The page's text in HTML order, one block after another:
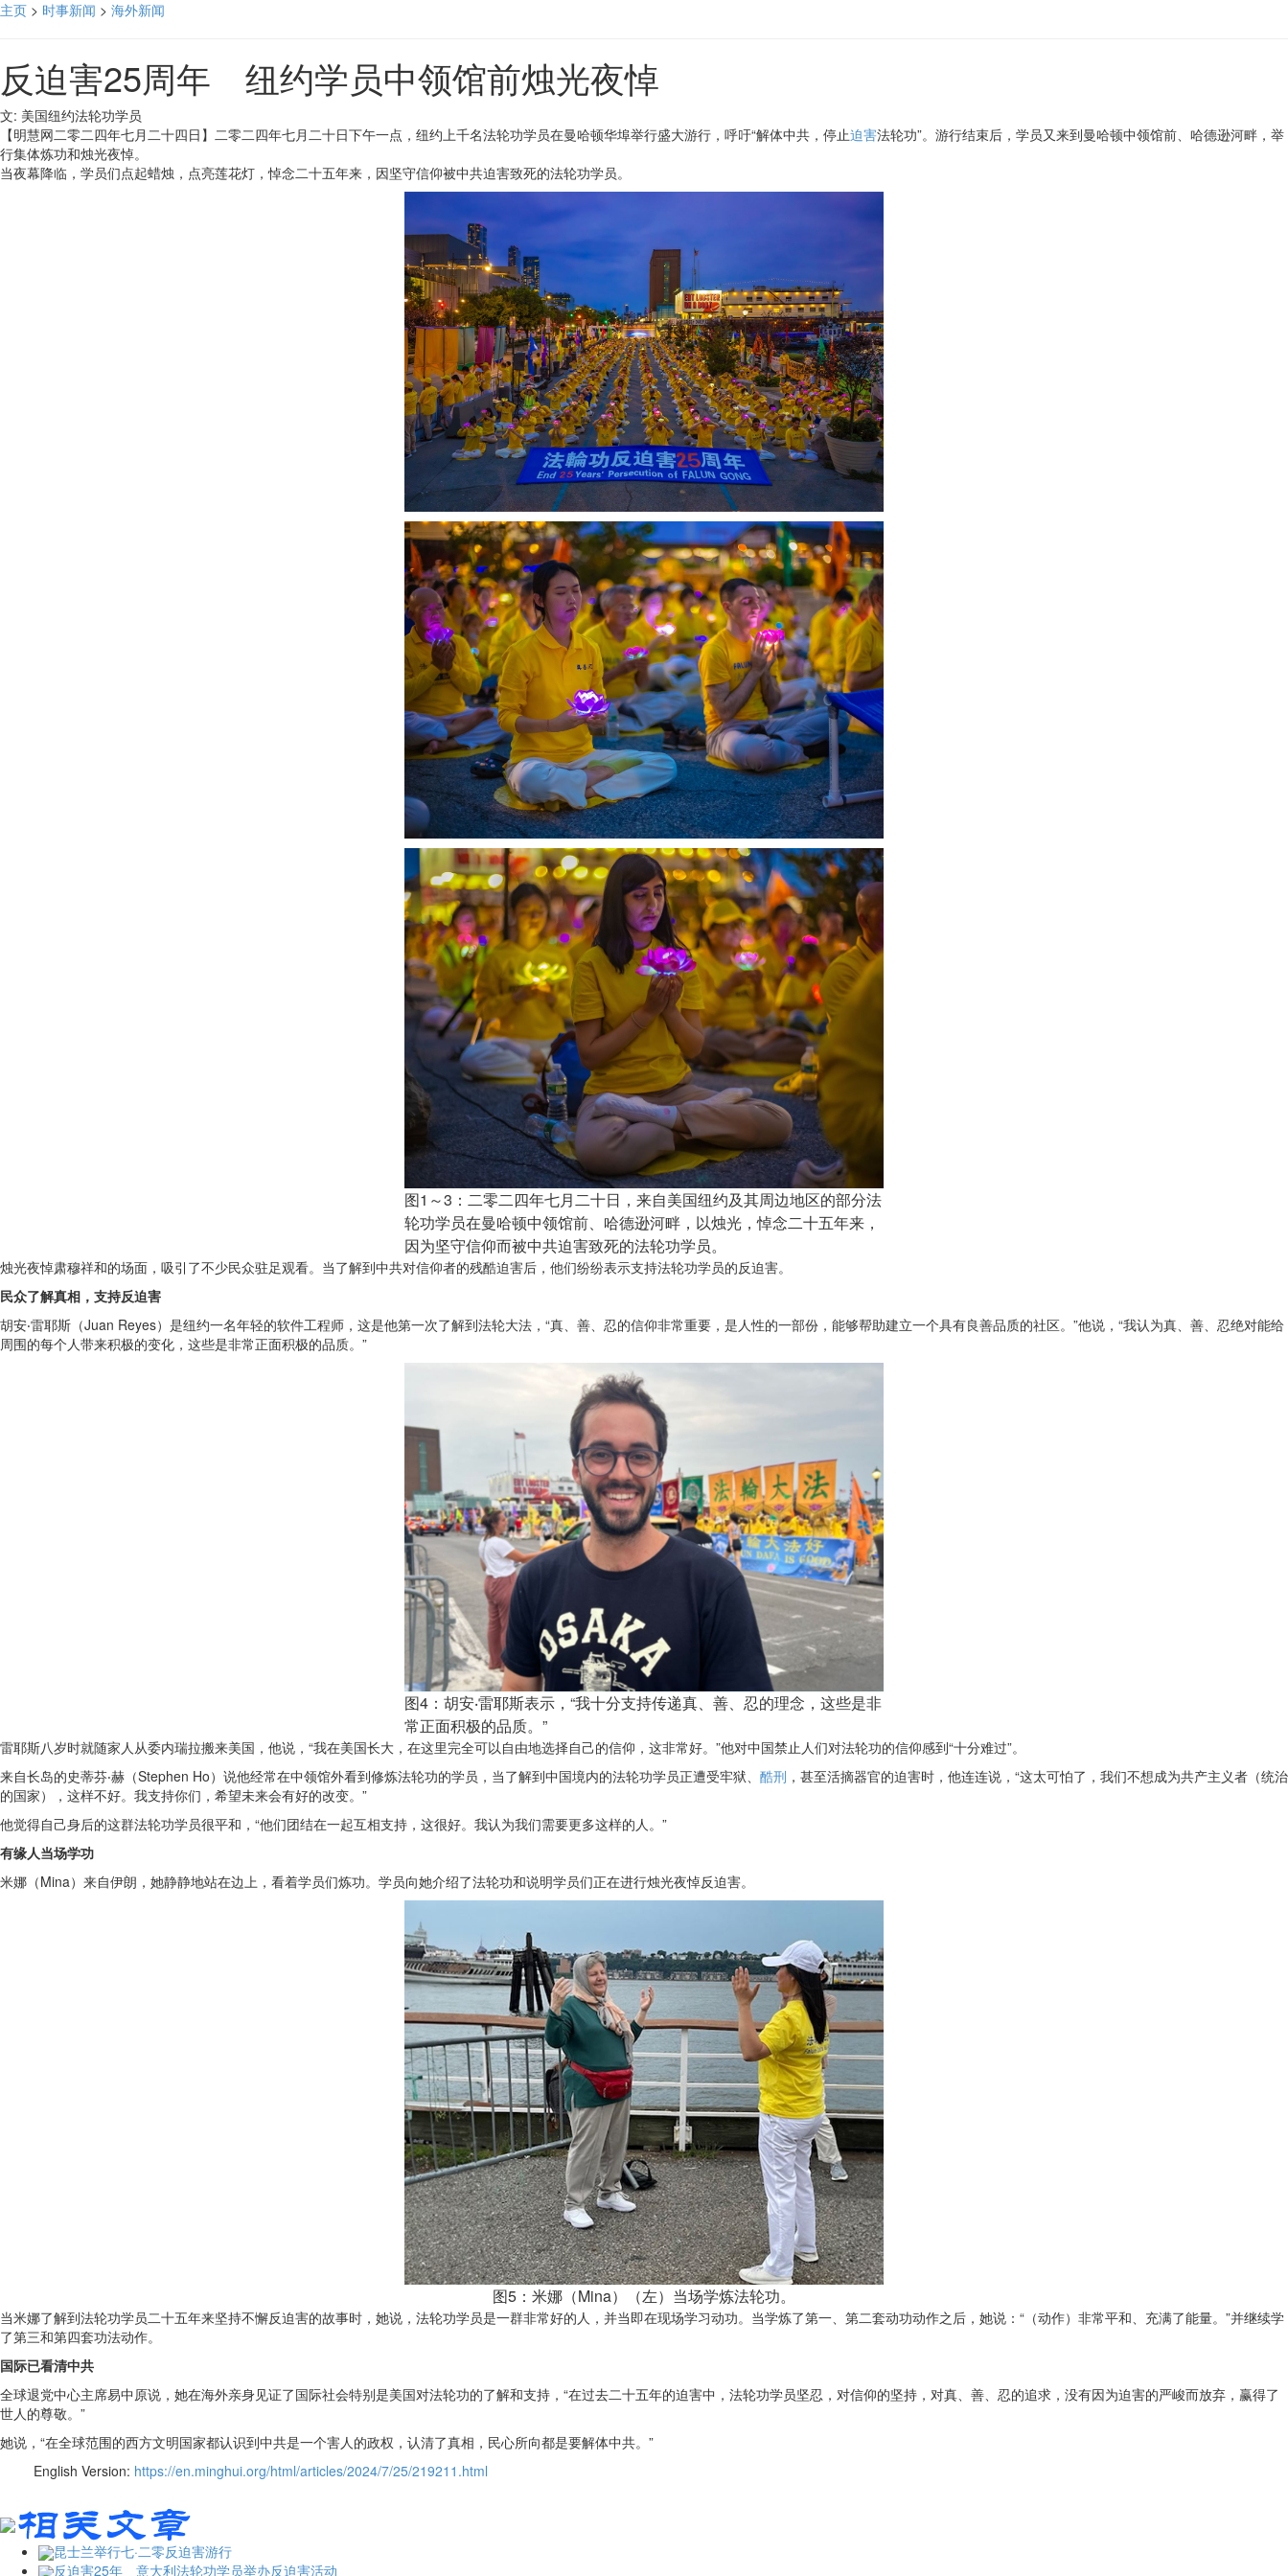
主页 > 时事新闻 > 海外新闻
反迫害25周年 纽约学员中领馆前烛光夜悼
文: 美国纽约法轮功学员
【明慧网二零二四年七月二十四日】二零二四年七月二十日下午一点，纽约上千名法轮功学员在曼哈顿华埠举行盛大游行，呼吁“解体中共，停止迫害法轮功”。游行结束后，学员又来到曼哈顿中领馆前、哈德逊河畔，举
行集体炼功和烛光夜悼。
当夜幕降临，学员们点起蜡烛，点亮莲花灯，悼念二十五年来，因坚守信仰被中共迫害致死的法轮功学员。
图1～3：二零二四年七月二十日，来自美国纽约及其周边地区的部分法
轮功学员在曼哈顿中领馆前、哈德逊河畔，以烛光，悼念二十五年来，
因为坚守信仰而被中共迫害致死的法轮功学员。
烛光夜悼肃穆祥和的场面，吸引了不少民众驻足观看。当了解到中共对信仰者的残酷迫害后，他们纷纷表示支持法轮功学员的反迫害。
民众了解真相，支持反迫害
胡安‧雷耶斯（Juan Reyes）是纽约一名年轻的软件工程师，这是他第一次了解到法轮大法，“真、善、忍的信仰非常重要，是人性的一部份，能够帮助建立一个具有良善品质的社区。”他说，“我认为真、善、忍绝对能给
周围的每个人带来积极的变化，这些是非常正面积极的品质。”
图4：胡安‧雷耶斯表示，“我十分支持传递真、善、忍的理念，这些是非
常正面积极的品质。”
雷耶斯八岁时就随家人从委内瑞拉搬来美国，他说，“我在美国长大，在这里完全可以自由地选择自己的信仰，这非常好。”他对中国禁止人们对法轮功的信仰感到“十分难过”。
来自长岛的史蒂芬‧赫（Stephen Ho）说他经常在中领馆外看到修炼法轮功的学员，当了解到中国境内的法轮功学员正遭受牢狱、 酷刑 ，甚至活摘器官的迫害时，他连连说，“这太可怕了，我们不想成为共产主义者（统治
的国家），这样不好。我支持你们，希望未来会有好的改变。”
他觉得自己身后的这群法轮功学员很平和，“他们团结在一起互相支持，这很好。我认为我们需要更多这样的人。”
有缘人当场学功
米娜（Mina）来自伊朗，她静静地站在边上，看着学员们炼功。学员向她介绍了法轮功和说明学员们正在进行烛光夜悼反迫害。
图5：米娜（Mina）（左）当场学炼法轮功。
当米娜了解到法轮功学员二十五年来坚持不懈反迫害的故事时，她说，法轮功学员是一群非常好的人，并当即在现场学习动功。当学炼了第一、第二套动功动作之后，她说：“（动作）非常平和、充满了能量。”并继续学
了第三和第四套功法动作。
国际已看清中共
全球退党中心主席易中原说，她在海外亲身见证了国际社会特别是美国对法轮功的了解和支持，“在过去二十五年的迫害中，法轮功学员坚忍，对信仰的坚持，对真、善、忍的追求，没有因为迫害的严峻而放弃，赢得了
世人的尊敬。”
她说，“在全球范围的西方文明国家都认识到中共是一个害人的政权，认清了真相，民心所向都是要解体中共。”
English Version: https://en.minghui.org/html/articles/2024/7/25/219211.html
昆士兰举行七·二零反迫害游行
反迫害25年 意大利法轮功学员举办反迫害活动